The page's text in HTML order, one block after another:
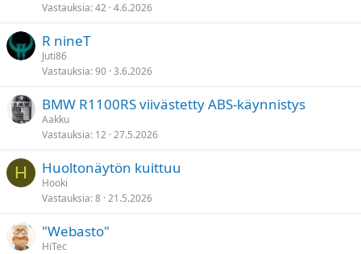
Vastauksia 42 4.6.2026
R nineT
Juti86
Vastauksia 90 3.6.2026
BMW R1100RS viivästetty ABS-käynnistys
Aakku
Vastauksia 12 27.5.2026
H Huoltonäytön kuittuu
Hooki
Vastauksia 8 21.5.2026
"Webasto"
HiTec